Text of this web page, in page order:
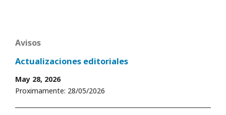
Avisos
Actualizaciones editoriales
May 28, 2026
Proximamente: 28/05/2026